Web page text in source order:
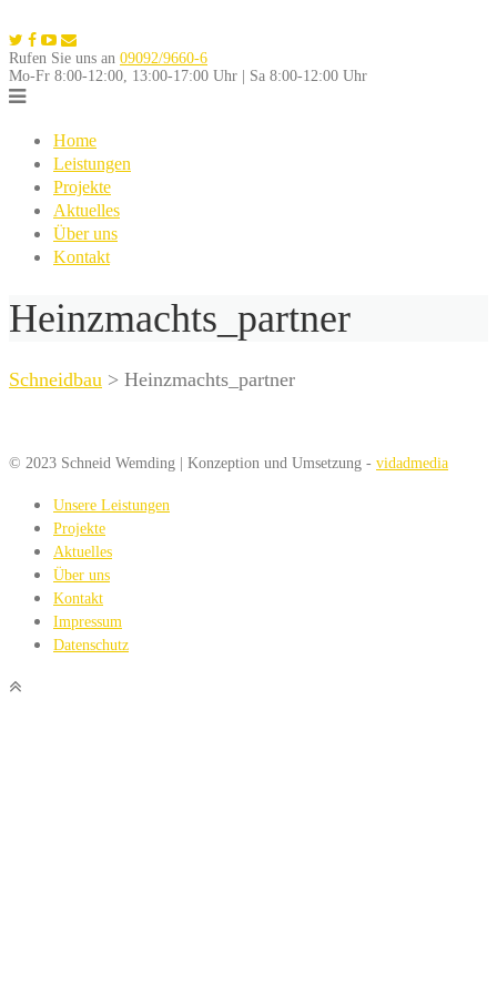
to
content
Rufen Sie uns an 09092/9660-6
Mo-Fr 8:00-12:00, 13:00-17:00 Uhr | Sa 8:00-12:00 Uhr
Home
Leistungen
Projekte
Aktuelles
Über uns
Kontakt
Heinzmachts_partner
Schneidbau > Heinzmachts_partner
© 2023 Schneid Wemding | Konzeption und Umsetzung - vidadmedia
Unsere Leistungen
Projekte
Aktuelles
Über uns
Kontakt
Impressum
Datenschutz